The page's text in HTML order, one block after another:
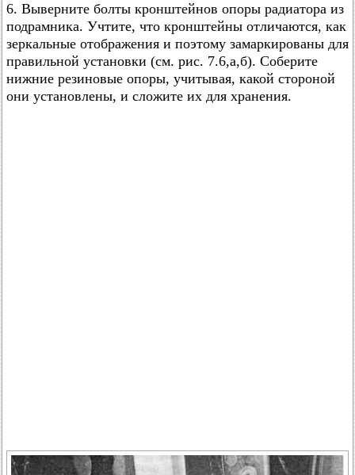
6. Выверните болты кронштейнов опоры радиатора из
подрамника. Учтите, что кронштейны отличаются, как
зеркальные отображения и поэтому замаркированы для
правильной установки (см. рис. 7.6,а,б). Соберите
нижние резиновые опоры, учитывая, какой стороной
они установлены, и сложите их для хранения.